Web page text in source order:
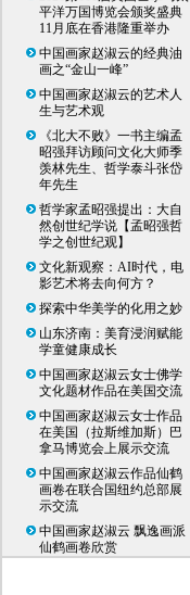
平洋万国博览会颁奖盛典
11月底在香港隆重举办
中国画家赵淑云的经典油
画之“金山一峰”
中国画家赵淑云的艺术人
生与艺术观
《北大不败》一书主编孟
昭强拜访顾问文化大师季
羡林先生、哲学泰斗张岱
年先生
哲学家孟昭强提出：大自
然创世纪学说【孟昭强哲
学之创世纪观】
文化新观察：AI时代，电
影艺术将去向何方？
探索中华美学的化用之妙
山东济南：美育浸润赋能
学童健康成长
中国画家赵淑云女士佛学
文化题材作品在美国交流
中国画家赵淑云女士作品
在美国（拉斯维加斯）巴
拿马博览会上展示交流
中国画家赵淑云作品仙鹤
画卷在联合国纽约总部展
示交流
中国画家赵淑云 飘逸画派
仙鹤画卷欣赏